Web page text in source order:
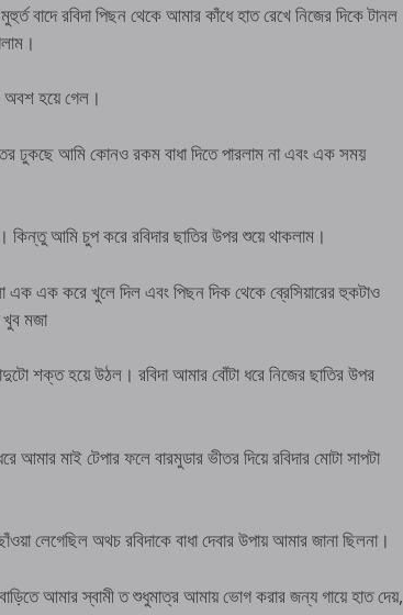
রবিদা পিছন থেকে আমার কাঁধে হাত রেখে নিজের দিকে টানল
অবশ হয়ে গেল।
ঢুকছে আমি কোনও রকম বাধা দিতে পারলাম না এবং এক সময়
আমি চুপ করে রবিদার ছাতির উপর শুয়ে থাকলাম।
এক করে খুলে দিল এবং পিছন দিক থেকে ব্রেসিয়ারের হুকটাও
মজা
শক্ত হয়ে উঠল। রবিদা আমার বোঁটা ধরে নিজের ছাতির উপর
মাই টেপার ফলে বারমুডার ভীতর দিয়ে রবিদার মোটা সাপটা
লেগেছিল অথচ রবিদাকে বাধা দেবার উপায় আমার জানা ছিলনা।
আমার স্বামী ত শুধুমাত্র আমায় ভোগ করার জন্য গায়ে হাত দেয়,